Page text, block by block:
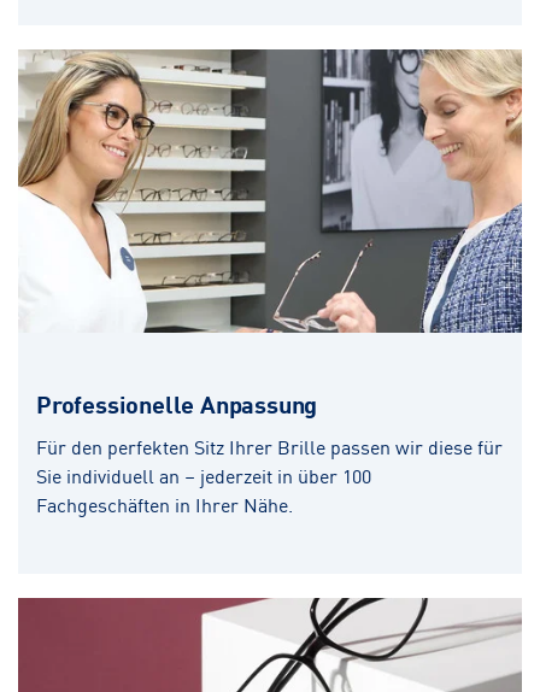
Professionelle Anpassung
Für den perfekten Sitz Ihrer Brille passen wir diese für
Sie individuell an – jederzeit in über 100
Fachgeschäften in Ihrer Nähe.